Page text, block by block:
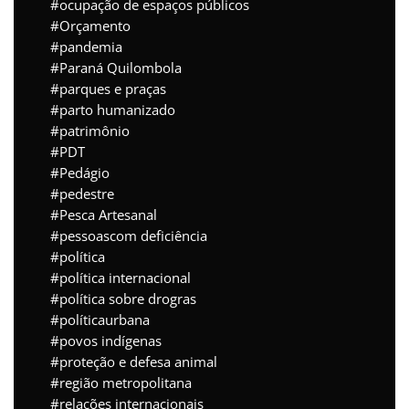
ocupação de espaços públicos
Orçamento
pandemia
Paraná Quilombola
parques e praças
parto humanizado
patrimônio
PDT
Pedágio
pedestre
Pesca Artesanal
pessoascom deficiência
política
política internacional
política sobre drogras
políticaurbana
povos indígenas
proteção e defesa animal
região metropolitana
relações internacionais